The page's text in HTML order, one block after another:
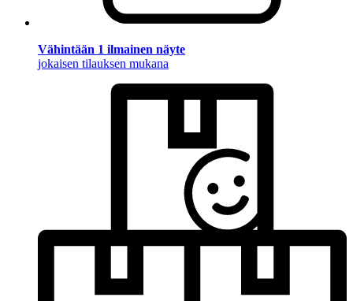
Vähintään 1 ilmainen näyte
jokaisen tilauksen mukana